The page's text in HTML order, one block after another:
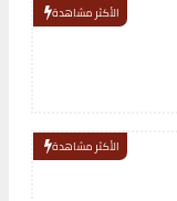
الأكثر مشاهدة
الأكثر مشاهدة